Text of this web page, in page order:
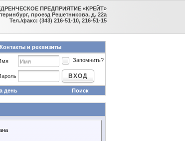
ПРЕДПРИЯТИЕ «КРЕЙТ»
проезд Решетникова, д. 22а
Тел./факс: (343) 216-51-10, 216-51-15
Контакты и реквизиты
Запомнить?
ВХОД
день Поиск